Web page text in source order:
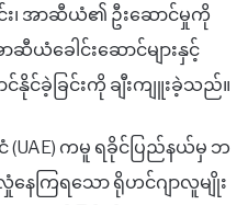
း၊ အာဆီယံ၏ ဦးဆောင်မှုကို
ခေါင်းဆောင်များနှင့်
နိုင်ခဲ့ခြင်းကို ချီးကျူးခဲ့သည်။
(UAE) ကမူ ရခိုင်ပြည်နယ်မှ ဘ
နေကြရသော ရိုဟင်ဂျာလူမျိုး